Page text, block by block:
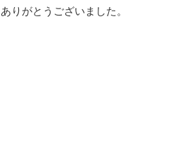
ありがとうございました。